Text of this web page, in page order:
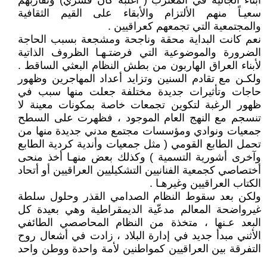
سعيـاً منهم الألتزام والأبقاء على القيم الثقافية
والمجتمعية التي تجمعهم كعراقيين .
نعم كانت البداية محقة وناجحة ومشجعة بسبب الحاجة
الضرورة والموضوعية التي فرضتـهـا الظروف الذاتية
لأبناء العراق الهاربون من بطش النظام البعثي الساقط .
ولكـن مع تقادم السنين وتزايد أعداد المهاجرين وظهور
حاجات وتأثيرات جديدة مختلفة جعلت منها سبب في
ظهور الرغبة لتكوين تجمعات خاصة بمكونات معينة لا
تنسجم مع النهج العام الموجود ، فظهرت على السطح
جمعيات ونوادي ومؤسسات مجتمع مدني جديدة منها من
تحمل الطابع القومي ( مثل جمعيات وأندية كردية الطابع
وآخرى أشورية التسمية ) وكذلك بعض منهـا أخذ منحى
أختصاصي كجمعية الفنانيين التشكيليين العراقيين أو أتحاد
الكتاب العراقيين وغيرهـا .
ولكن بعد سقوط النظام الصدامي القذر وحلول سلطة
غيرواضحة المعالم مدعّية الديمقراطية وهي بعيدة كل
البعد عـنها ، متخذة من النظام المحاصصي الطائفي
الأثني مبدأ جديد في إدارة البلاد ، زادت في أشعال روح
التفرقة بين العراقيين كمواطنين لأمة واحدة ووطن واحد